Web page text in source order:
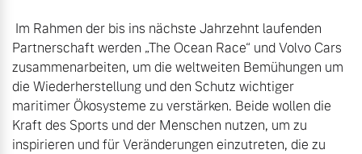
Partnerschaft werden „The Ocean Race“ und Volvo Cars
zusammenarbeiten, um die weltweiten Bemühungen um
die Wiederherstellung und den Schutz wichtiger
maritimer Ökosysteme zu verstärken. Beide wollen die
Kraft des Sports und der Menschen nutzen, um zu
inspirieren und für Veränderungen einzutreten, die zu